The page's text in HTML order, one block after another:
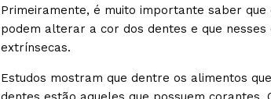
Primeiramente, é muito importante saber
podem alterar a cor dos dentes e que nesses
extrínsecas.
Estudos mostram que dentre os alimentos